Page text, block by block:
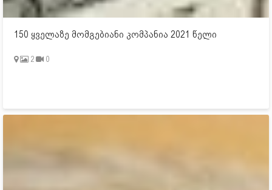
150 ყველაზე მომგებიანი კომპანია 2021 წელი
2 0